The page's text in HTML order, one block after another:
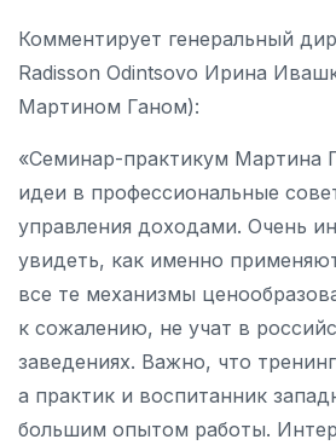
Комментирует генеральный
Radisson Odintsovo Ирина
Мартином Ганом):
«Семинар-практикум Мартина
идеи в профессиональные
управления доходами. Очень
увидеть, как именно
все те механизмы
к сожалению, не учат в
заведениях. Важно, что
а практик и воспитанник
большим опытом работы.